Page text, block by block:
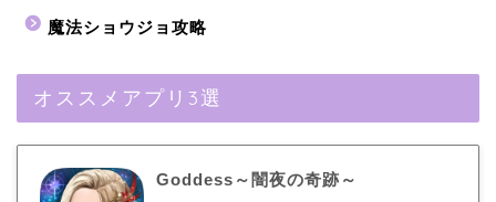
魔法ショウジョ攻略
オススメアプリ3選
Goddess～闇夜の奇跡～